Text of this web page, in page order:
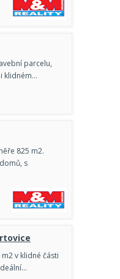
parcelu,
klidném…
825 m2.
s
v klidné části